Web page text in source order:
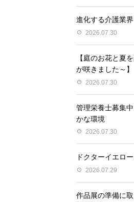
進化する介護業界
2026.07.30
【庭のお花と夏
が咲きました～】
2026.07.30
管理栄養士募集
かな環境
2026.07.30
ドクターイエロ
2026.07.29
作品展の準備に